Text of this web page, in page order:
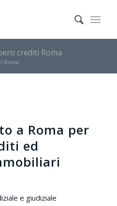
crediti Roma
Roma
a Roma per
ed
e giudiziale